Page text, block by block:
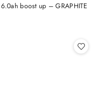
boost up – GRAPHITE